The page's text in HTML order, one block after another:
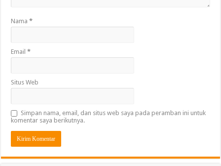
Nama*
Email*
Situs Web
Simpan nama, email, dan situs web saya pada peramban ini untuk
komentar saya berikutnya.